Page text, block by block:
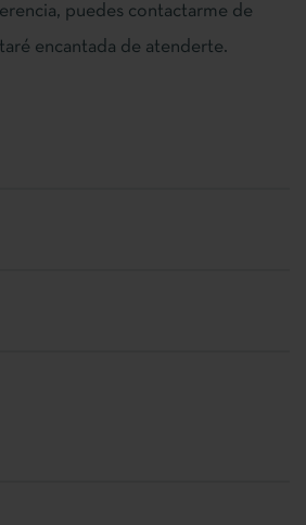
puedes contactarme de
encantada de atenderte.